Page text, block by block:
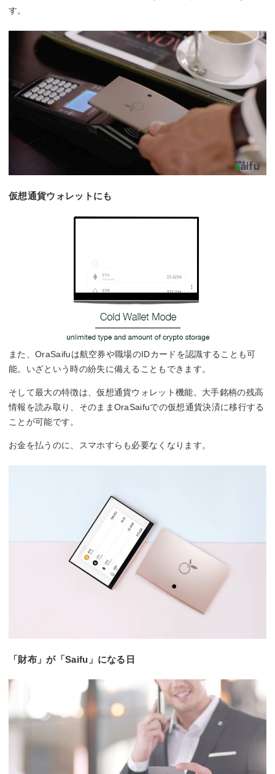
す。
仮想通貨ウォレットにも
また、OraSaifuは航空券や職場のIDカードを認識することも可
能。いざという時の紛失に備えることもできます。
そして最大の特徴は、仮想通貨ウォレット機能。大手銘柄の残高
情報を読み取り、そのままOraSaifuでの仮想通貨決済に移行する
ことが可能です。
お金を払うのに、スマホすらも必要なくなります。
「財布」が「Saifu」になる日